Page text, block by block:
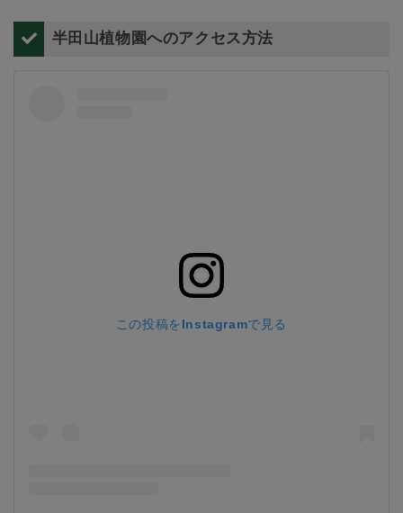
半田山植物園へのアクセス方法
この投稿をInstagramで見る